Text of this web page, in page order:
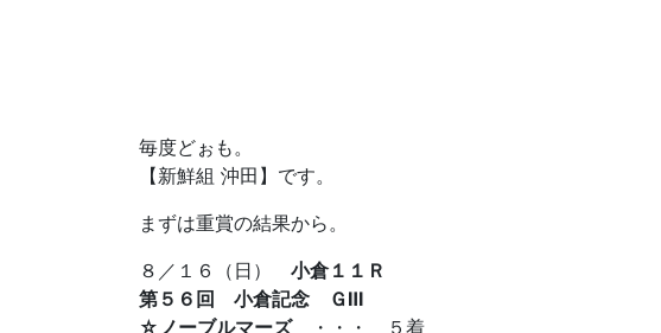
毎度どぉも。
【新鮮組 沖田】です。
まずは重賞の結果から。
８／１６（日） 小倉１１Ｒ
第５６回 小倉記念 ＧⅢ
☆ノーブルマーズ・・・ ５着